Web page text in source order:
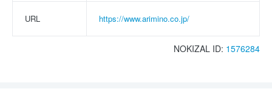
URL https://www.arimino.co.jp/
NOKIZAL ID: 1576284